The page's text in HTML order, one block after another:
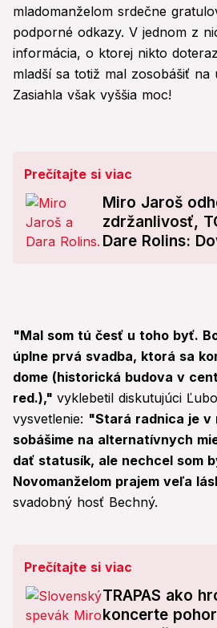
mladomanželom srdečne
podporné odkazy. V jednom z
informácia, o ktorej nikto
mladší sa totiž mal zosobášiť na
Zasiahla však vyššia moc!
Prečítajte si viac
Miro Jaroš
zdržanlivosť,
Dare Rolins:
"Mal som tú česť u toho byť.
úplne prvá svadba, ktorá sa
dome (historická budova v
red.)," vyklebetil diskutujúci
vysvetlenie: "Stará radnica je
sobášime na alternatívnych
dať statusík, ale nechcel som
Novomanželom prajem veľa
svadobný hosť Bechný.
Prečítajte si viac
TRAPAS ako
koncerte